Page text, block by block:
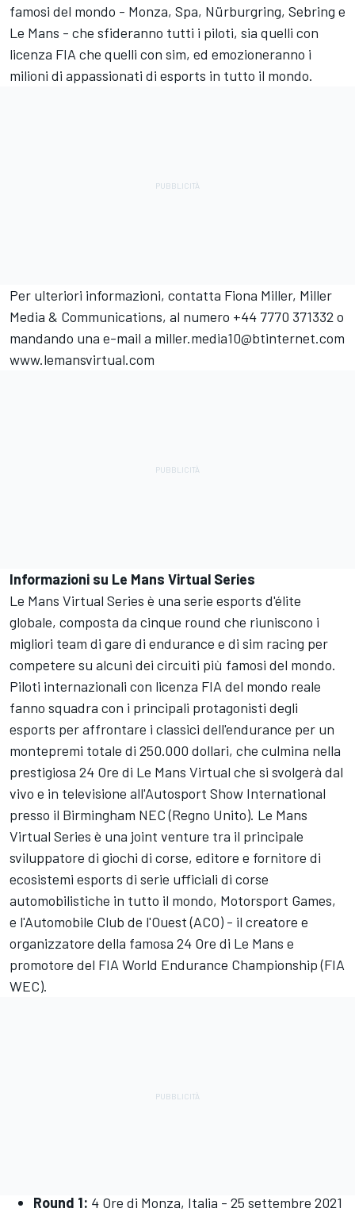
famosi del mondo - Monza, Spa, Nürburgring, Sebring e
Le Mans - che sfideranno tutti i piloti, sia quelli con
licenza FIA che quelli con sim, ed emozioneranno i
milioni di appassionati di esports in tutto il mondo.
Per ulteriori informazioni, contatta Fiona Miller, Miller
Media & Communications, al numero +44 7770 371332 o
mandando una e-mail a miller.media10@btinternet.com
www.lemansvirtual.com
Informazioni su Le Mans Virtual Series
Le Mans Virtual Series è una serie esports d'élite
globale, composta da cinque round che riuniscono i
migliori team di gare di endurance e di sim racing per
competere su alcuni dei circuiti più famosi del mondo.
Piloti internazionali con licenza FIA del mondo reale
fanno squadra con i principali protagonisti degli
esports per affrontare i classici dell'endurance per un
montepremi totale di 250.000 dollari, che culmina nella
prestigiosa 24 Ore di Le Mans Virtual che si svolgerà dal
vivo e in televisione all'Autosport Show International
presso il Birmingham NEC (Regno Unito). Le Mans
Virtual Series è una joint venture tra il principale
sviluppatore di giochi di corse, editore e fornitore di
ecosistemi esports di serie ufficiali di corse
automobilistiche in tutto il mondo, Motorsport Games,
e l'Automobile Club de l'Ouest (ACO) - il creatore e
organizzatore della famosa 24 Ore di Le Mans e
promotore del FIA World Endurance Championship (FIA
WEC).
Round 1: 4 Ore di Monza, Italia - 25 settembre 2021